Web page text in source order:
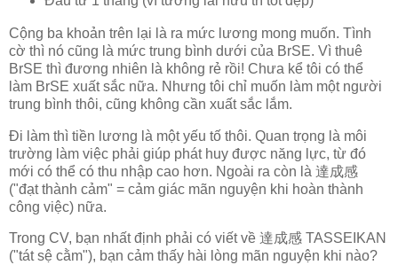
Cộng ba khoản trên lại là ra mức lương mong muốn. Tình
cờ thì nó cũng là mức trung bình dưới của BrSE. Vì thuê
BrSE thì đương nhiên là không rẻ rồi! Chưa kể tôi có thể
làm BrSE xuất sắc nữa. Nhưng tôi chỉ muốn làm một người
trung bình thôi, cũng không cần xuất sắc lắm.
Đi làm thì tiền lương là một yếu tố thôi. Quan trọng là môi
trường làm việc phải giúp phát huy được năng lực, từ đó
mới có thể có thu nhập cao hơn. Ngoài ra còn là 達成感
("đạt thành cảm" = cảm giác mãn nguyện khi hoàn thành
công việc) nữa.
Trong CV, bạn nhất định phải có viết về 達成感 TASSEIKAN
("tát sệ cằm"), bạn cảm thấy hài lòng mãn nguyện khi nào?